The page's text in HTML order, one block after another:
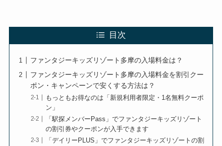
目次
ファンタジーキッズリゾート多摩の入場料金は？
ファンタジーキッズリゾート多摩の入場料金を割引クー
ポン・キャンペーンで安くする方法は？
もっともお得なのは「新規利用者限定・1名無料クーポ
ン」
「駅探メンバーPass」でファンタジーキッズリゾート
の割引券やクーポンが入手できます
「デイリーPLUS」でファンタジーキッズリゾートの割